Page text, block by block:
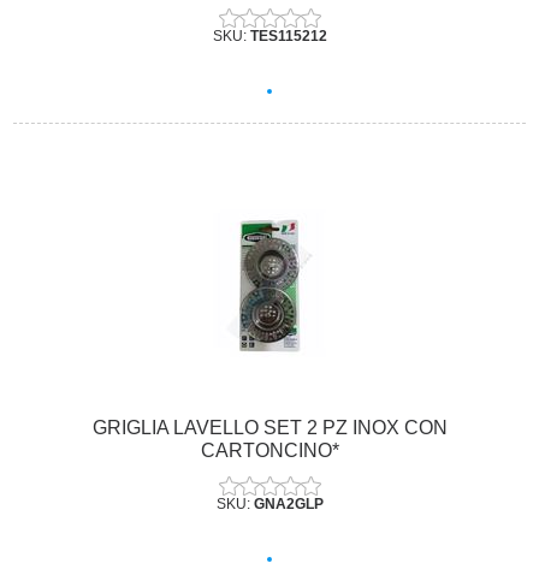
SKU: TES115212
GRIGLIA LAVELLO SET 2 PZ INOX CON
CARTONCINO*
SKU: GNA2GLP